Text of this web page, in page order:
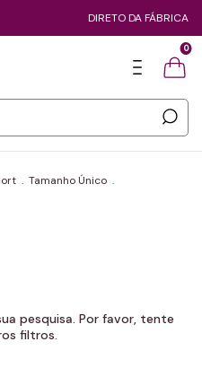
DIRETO DA FÁBRICA
0
. Tamanho Único .
pesquisa. Por favor, tente
filtros.